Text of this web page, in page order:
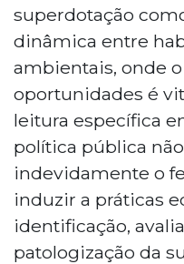
superdotação
dinâmica entre
ambientais, onde o
oportunidades é
leitura específica
política pública
indevidamente o
induzir a práticas
identificação,
patologização da